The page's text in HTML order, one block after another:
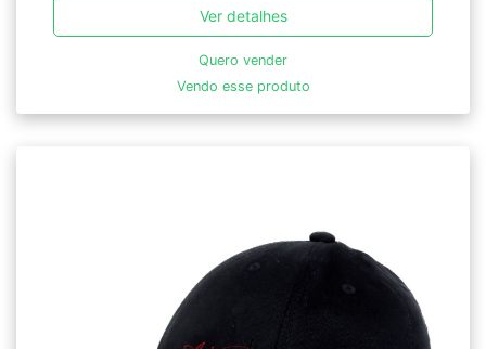
Ver detalhes
Quero vender
Vendo esse produto